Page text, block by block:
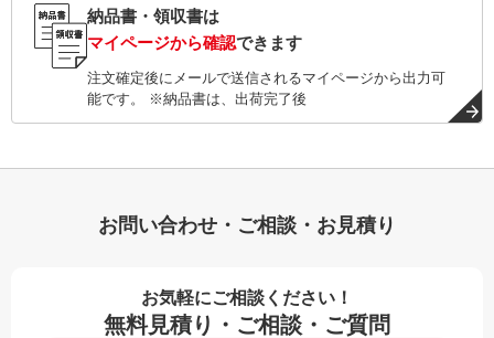
納品書・領収書は
マイページから確認できます
注文確定後にメールで送信されるマイページから出力可
能です。 ※納品書は、出荷完了後
お問い合わせ・ご相談・お見積り
お気軽にご相談ください！
無料見積り・ご相談・ご質問